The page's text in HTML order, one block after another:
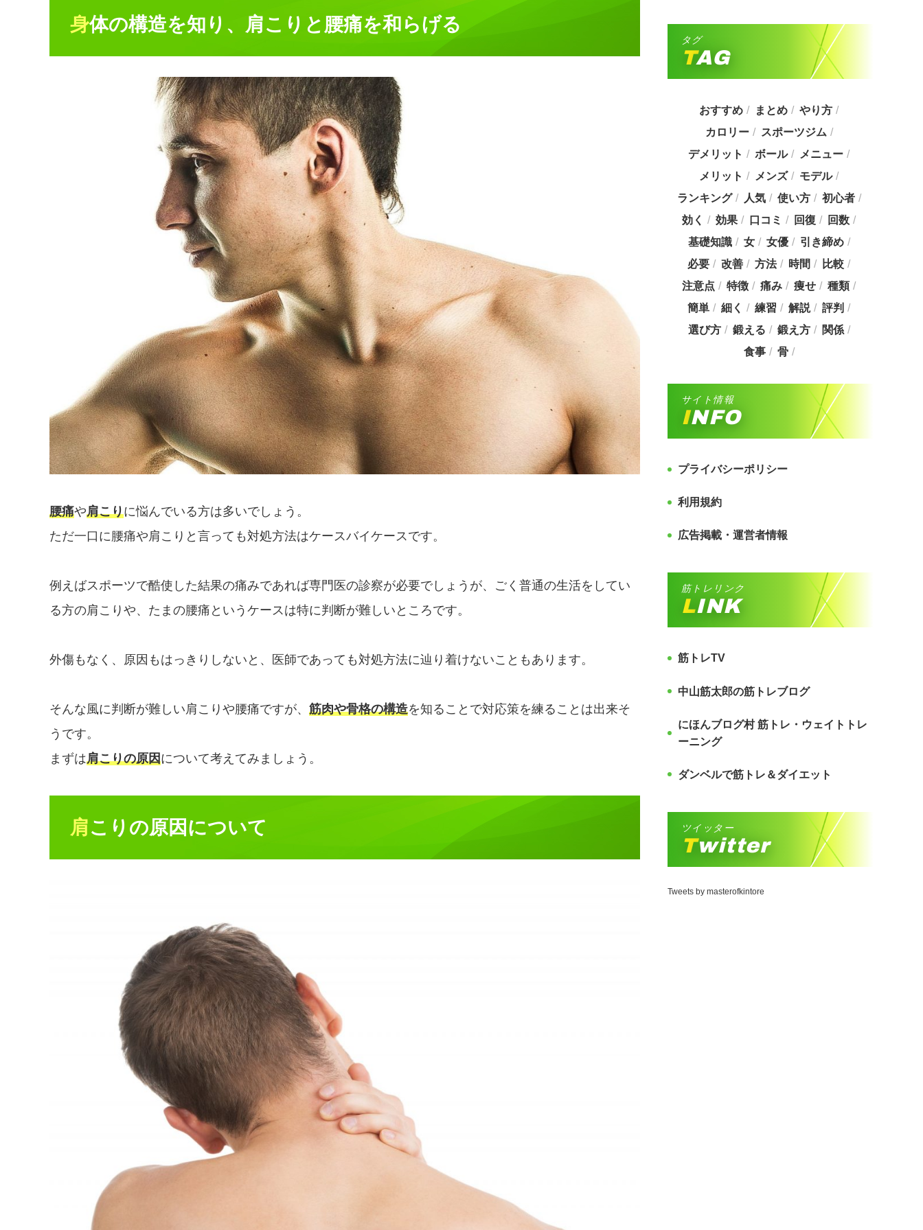
身体の構造を知り、肩こりと腰痛を和らげる
腰痛や肩こりに悩んでいる方は多いでしょう。
ただ一口に腰痛や肩こりと言っても対処方法はケースバイケースです。
例えばスポーツで酷使した結果の痛みであれば専門医の診察が必要でしょうが、ごく普通の生活をしてい
る方の肩こりや、たまの腰痛というケースは特に判断が難しいところです。
外傷もなく、原因もはっきりしないと、医師であっても対処方法に辿り着けないこともあります。
そんな風に判断が難しい肩こりや腰痛ですが、 筋肉や骨格の構造を知ることで対応策を練ることは出来そ
うです。
まずは肩こりの原因について考えてみましょう。
肩こりの原因について
タグ
TAG
おすすめ まとめ
やり方
カロリー
スポーツジム
デメリット
ボール
メニュー
メリット
メンズ
モデル
ランキング
人気 使い方
初心者
効く
効果 口コミ 回復
回数
基礎知識
女 女優
引き締め
必要
改善 方法 時間
比較
注意点
特徴 痛み 痩せ
種類
簡単
細く 練習 解説
評判
選び方
鍛える 鍛え方
関係
食事
骨
サイト情報
INFO
プライバシーポリシー
利用規約
広告掲載・運営者情報
筋トレリンク
LINK
筋トレTV
中山筋太郎の筋トレブログ
にほんブログ村 筋トレ・ウェイトトレ
ーニング
ダンベルで筋トレ＆ダイエット
ツイッター
Twitter
Tweets by masterofkintore